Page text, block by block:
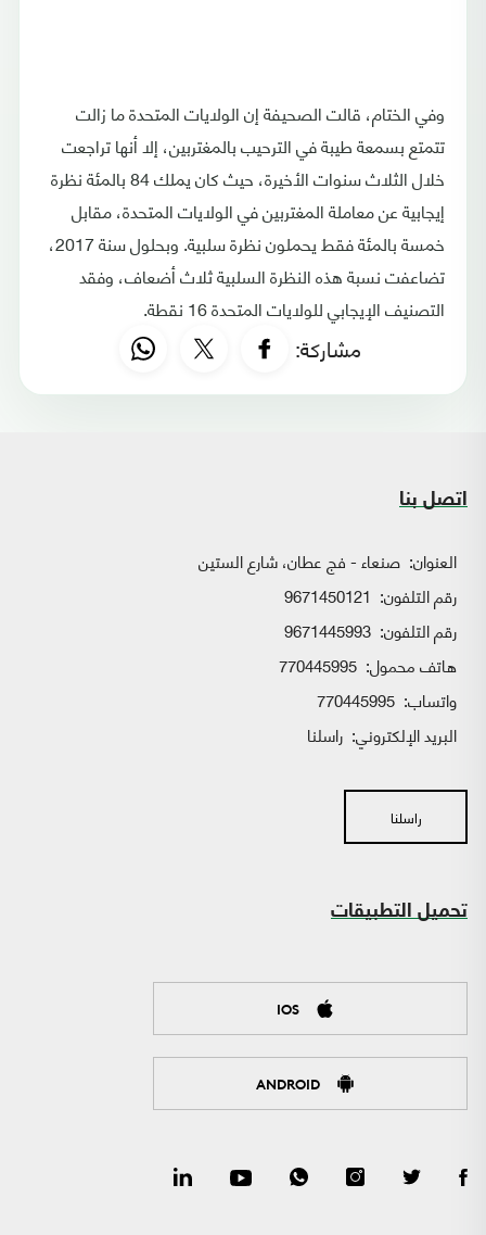
وفي الختام، قالت الصحيفة إن الولايات المتحدة ما زالت
تتمتع بسمعة طيبة في الترحيب بالمغتربين، إلا أنها تراجعت
خلال الثلاث سنوات الأخيرة، حيث كان يملك 84 بالمئة نظرة
إيجابية عن معاملة المغتربين في الولايات المتحدة، مقابل
خمسة بالمئة فقط يحملون نظرة سلبية. وبحلول سنة 2017،
تضاعفت نسبة هذه النظرة السلبية ثلاث أضعاف، وفقد
التصنيف الإيجابي للولايات المتحدة 16 نقطة.
مشاركة:
اتصل بنا
العنوان: صنعاء - فج عطان، شارع الستين
رقم التلفون: 9671450121
رقم التلفون: 9671445993
هاتف محمول: 770445995
واتساب:
البريد الإلكتروني: راسلنا
راسلنا
تحميل التطبيقات
IOS
ANDROID